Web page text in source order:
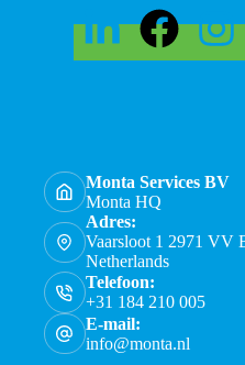
Monta Services BV
Monta HQ
Adres:
Vaarsloot 1 2971 VV
Netherlands
Telefoon:
+31 184 210 005
E-mail:
info@monta.nl